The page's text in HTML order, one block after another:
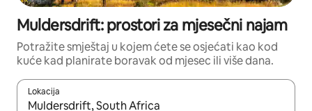
Muldersdrift: prostori za mjesečni najam
Potražite smještaj u kojem ćete se osjećati kao kod
kuće kad planirate boravak od mjesec ili više dana.
Lokacija
Kada budu dostupni rezultati, moći ćete ih pregledati